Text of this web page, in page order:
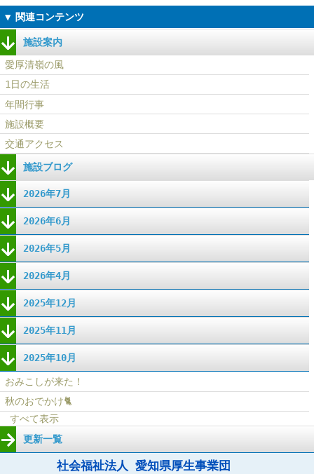
施設案内
愛厚清嶺の風
1日の生活
年間行事
施設概要
交通アクセス
施設ブログ
2026年7月
2026年6月
2026年5月
2026年4月
2025年12月
2025年11月
2025年10月
おみこしが来た！
秋のおでかけ🐈
すべて表示
更新一覧
社会福祉法人 愛知県厚生事業団